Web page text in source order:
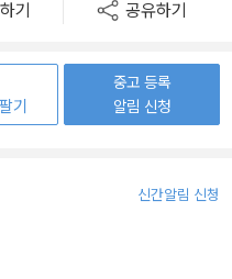
기 공유하기
기
중고 등록
알림 신청
신간알림 신청